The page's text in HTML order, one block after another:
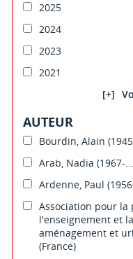
2025
2024
2023
2021
[+]
AUTEUR
Bourdin, Alain
Arab, Nadia (1967-
Ardenne, Paul
Association pour la
l'enseignement et
aménagement et
(France)